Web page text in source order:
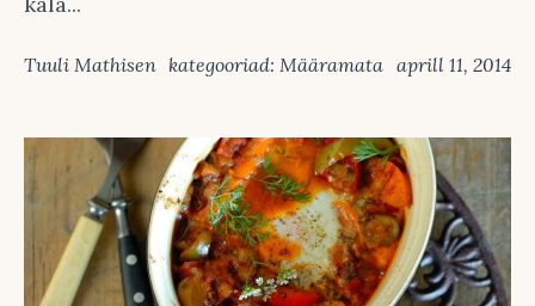
aprill 11, 2014
Tuuli Mathisen kategooriad: Määramata